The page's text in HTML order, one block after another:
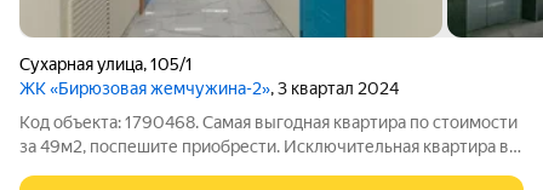
Сухарная улица,105/1
ЖК «Бирюзовая жемчужина-2», 3 квартал 2024
Код объекта: 1790468. Самая выгодная квартира по стоимости
за 49м2, поспешите приобрести. Исключительная квартира в